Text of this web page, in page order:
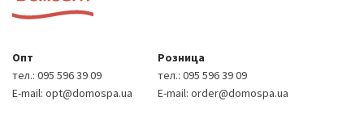
Опт
тел.: 095 596 39 09
E-mail: opt@domospa.ua
Розница
тел.: 095 596 39 09
E-mail: order@domospa.ua